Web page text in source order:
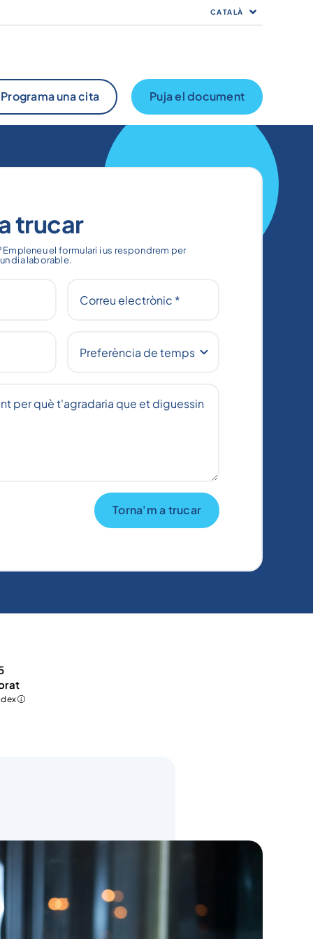
CATALÀ
Programa una cita Puja el document
trucar
Empleneu el formulari i us respondrem per
dia laborable.
Torna'm a trucar